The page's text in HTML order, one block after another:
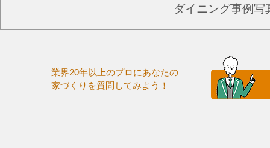
ダイニング事例写
業界20年以上のプロにあなたの
家づくりを質問してみよう！